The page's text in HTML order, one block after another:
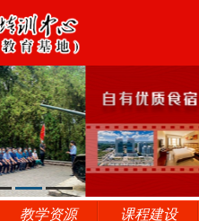
教学资源
课程建设